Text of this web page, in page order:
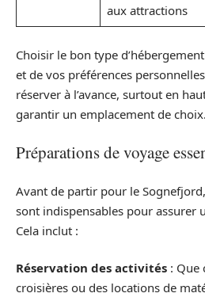
aux attractions
Choisir le bon type
et de vos préférences
réserver à l’avance, surtout en
garantir un emplacement de choix.
Préparations de voyage
Avant de partir pour le
sont indispensables pour assurer
Cela inclut :
Réservation des activités : Que
croisières ou des locations de